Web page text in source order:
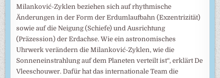
Milanković-Zyklen beziehen sich auf rhythmische
Änderungen in der Form der Erdumlaufbahn (Exzentrizität)
sowie auf die Neigung (Schiefe) und Ausrichtung
(Präzession) der Erdachse. Wie ein astronomisches
Uhrwerk verändern die Milanković-Zyklen, wie die
Sonneneinstrahlung auf dem Planeten verteilt ist“, erklärt De
Vleeschouwer. Dafür hat das internationale Team die